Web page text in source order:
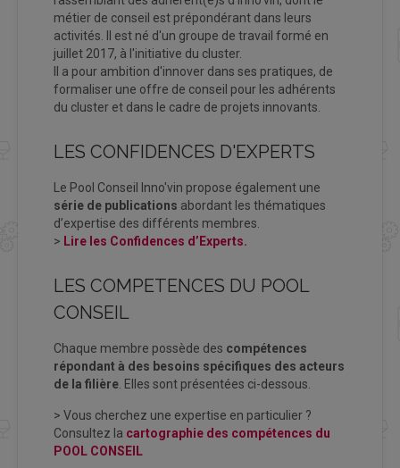
métier de conseil est prépondérant dans leurs
activités. Il est né d'un groupe de travail formé en
juillet 2017, à l'initiative du cluster.
Il a pour ambition d'innover dans ses pratiques, de
formaliser une offre de conseil pour les adhérents
du cluster et dans le cadre de projets innovants.
LES CONFIDENCES D'EXPERTS
Le Pool Conseil Inno'vin propose également une
série de publications abordant les thématiques
d’expertise des différents membres.
> Lire les Confidences d’Experts.
LES COMPETENCES DU POOL
CONSEIL
Chaque membre possède des compétences
répondant à des besoins spécifiques des acteurs
de la filière . Elles sont présentées ci-dessous.
> Vous cherchez une expertise en particulier ?
Consultez la cartographie des compétences du
POOL CONSEIL